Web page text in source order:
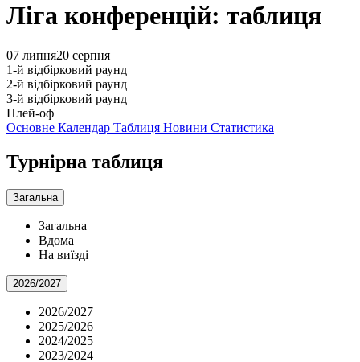
Ліга конференцій: таблиця
07 липня20 серпня
1-й відбірковий раунд
2-й відбірковий раунд
3-й відбірковий раунд
Плей-оф
Основне Календар Таблиця Новини Статистика
Турнірна таблиця
Загальна
Загальна
Вдома
На виїзді
2026/2027
2026/2027
2025/2026
2024/2025
2023/2024